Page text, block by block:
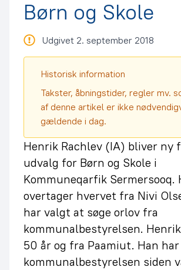
Børn og Skole
Udgivet 2. september 2018
Historisk information
Takster, åbningstider, regler mv.
af denne artikel er ikke
gældende i dag.
Henrik Rachlev (IA) bliver ny
udvalg for Børn og Skole i
Kommuneqarfik Sermersooq.
overtager hvervet fra Nivi
har valgt at søge orlov fra
kommunalbestyrelsen.
50 år og fra Paamiut. Han
kommunalbestyrelsen siden